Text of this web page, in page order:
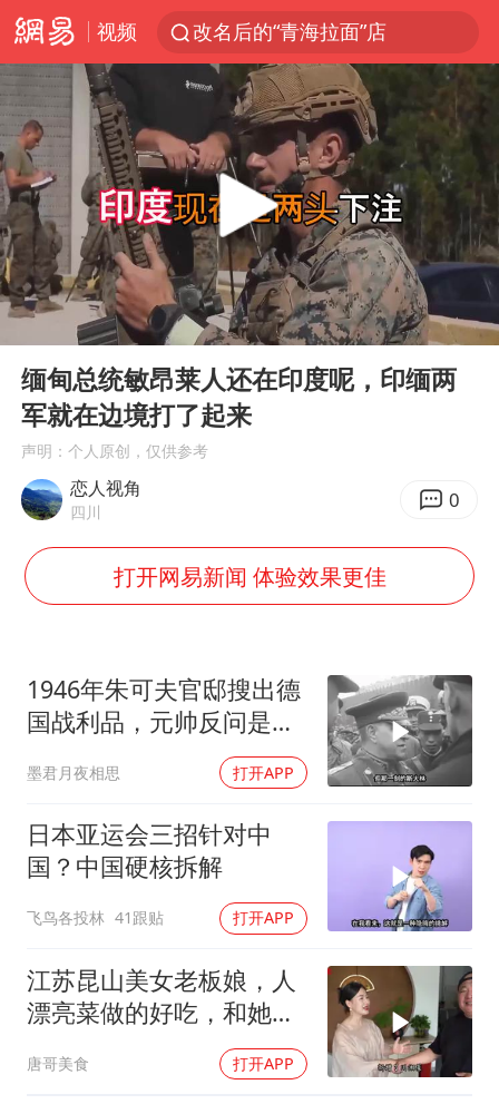
视频
改名后的“青海拉面”店
俄称欧洲若想和平解决冲突应停止援乌
台军“汉光秀”开场闹剧多
1岁宝宝碰坏纸巾盒 宝妈被索赔924元
男子结婚8年3个女儿均非亲生
台风白海豚逼近 暴雨大暴雨来袭
“空调24小时开着更省电”不实
公司“上四休三”但要降薪1000元
47岁妈妈突然产女 26岁女儿：很震惊
97岁英国奶奶飞上天再破吉尼斯纪录
“中国蔬菜之乡”最高温达41.8℃
如何把百年大党建设得更加坚强有力？
Play
00:00 05:00
缅甸总统敏昂莱人还在印度呢，印缅两
军就在边境打了起来
声明：个人原创，仅供参考
恋人视角
四川 0
打开网易新闻 体验效果更佳
1946年朱可夫官邸搜出德
国战利品，元帅反问是否
墨君月夜相思 打开APP
日本亚运会三招针对中
国？中国硬核拆解
飞鸟各投林 41跟贴 打开APP
江苏昆山美女老板娘，人
漂亮菜做的好吃，和她小
唐哥美食 打开APP